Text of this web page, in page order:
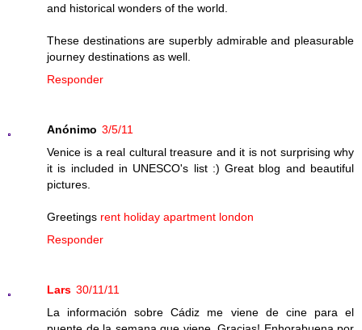
and historical wonders of the world.
These destinations are superbly admirable and pleasurable
journey destinations as well.
Responder
Anónimo 3/5/11
Venice is a real cultural treasure and it is not surprising why
it is included in UNESCO's list :) Great blog and beautiful
pictures.
Greetings rent holiday apartment london
Responder
Lars 30/11/11
La información sobre Cádiz me viene de cine para el